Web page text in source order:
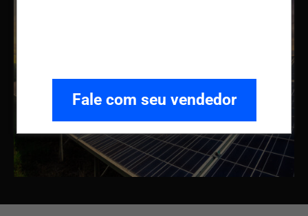
Fale com seu vendedor